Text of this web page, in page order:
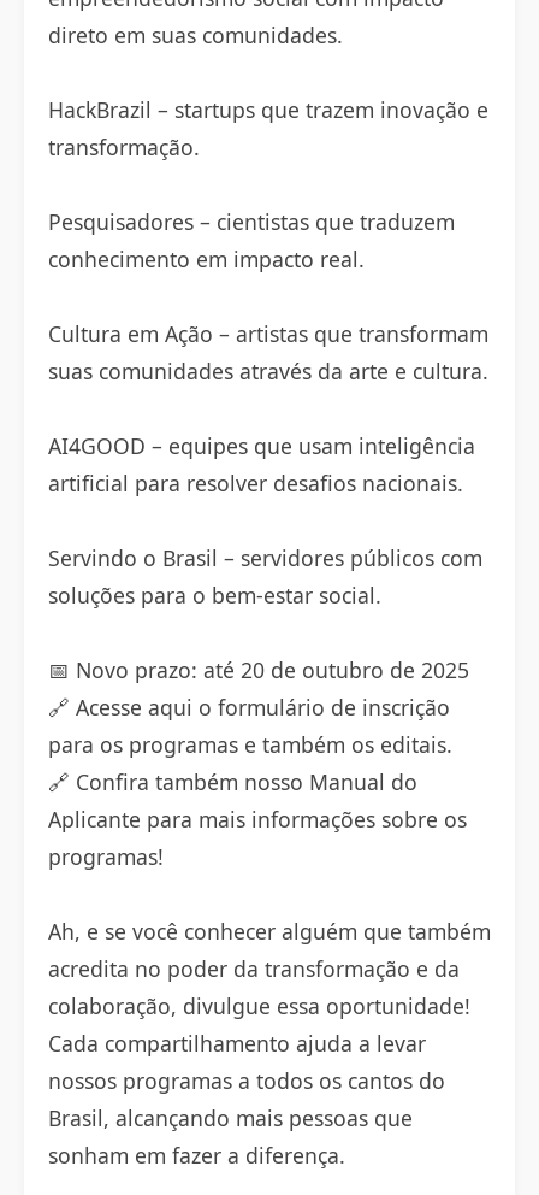
direto em suas comunidades.
HackBrazil – startups que trazem inovação e
transformação.
Pesquisadores – cientistas que traduzem
conhecimento em impacto real.
Cultura em Ação – artistas que transformam
suas comunidades através da arte e cultura.
AI4GOOD – equipes que usam inteligência
artificial para resolver desafios nacionais.
Servindo o Brasil – servidores públicos com
soluções para o bem-estar social.
📅 Novo prazo: até 20 de outubro de 2025
🔗 Acesse aqui o formulário de inscrição
para os programas e também os editais.
🔗 Confira também nosso Manual do
Aplicante para mais informações sobre os
programas!
Ah, e se você conhecer alguém que também
acredita no poder da transformação e da
colaboração, divulgue essa oportunidade!
Cada compartilhamento ajuda a levar
nossos programas a todos os cantos do
Brasil, alcançando mais pessoas que
sonham em fazer a diferença.